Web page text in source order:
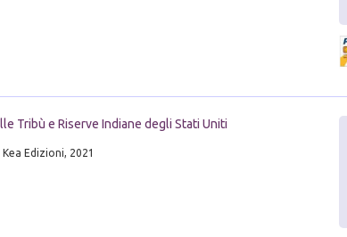
Tribù e Riserve Indiane degli Stati Uniti
Edizioni, 2021